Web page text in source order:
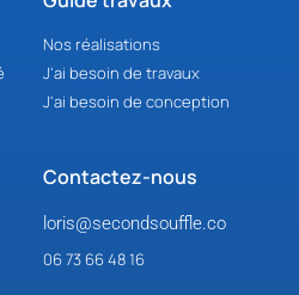
Nos réalisations
J'ai besoin de travaux
J'ai besoin de conception
Contactez-nous
loris@secondsouffle.co
06 73 66 48 16